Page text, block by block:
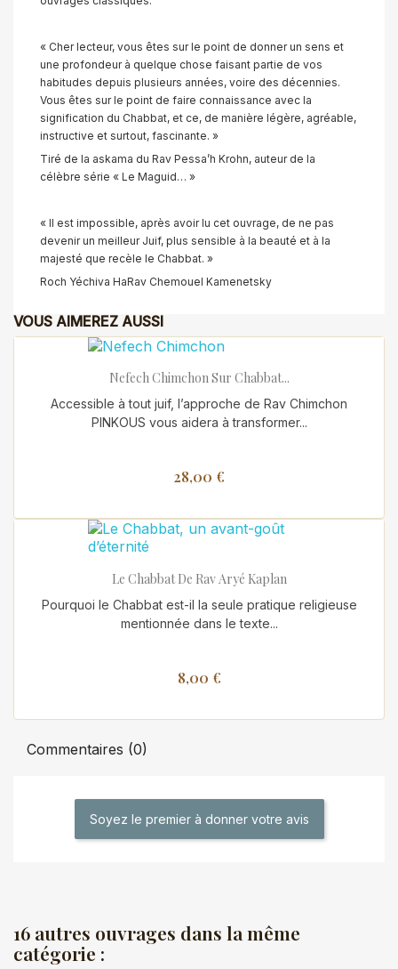
« Cher lecteur, vous êtes sur le point de donner un sens et
une profondeur à quelque chose faisant partie de vos
habitudes depuis plusieurs années, voire des décennies.
Vous êtes sur le point de faire connaissance avec la
signification du Chabbat, et ce, de manière légère, agréable,
instructive et surtout, fascinante. »
Tiré de la askama du Rav Pessa’h Krohn, auteur de la
célèbre série « Le Maguid… »
« Il est impossible, après avoir lu cet ouvrage, de ne pas
devenir un meilleur Juif, plus sensible à la beauté et à la
majesté que recèle le Chabbat. »
Roch Yéchiva HaRav Chemouel Kamenetsky
VOUS AIMEREZ AUSSI
Nefech Chimchon Sur Chabbat...
Accessible à tout juif, l’approche de Rav Chimchon
PINKOUS vous aidera à transformer...
28,00 €
Le Chabbat De Rav Aryé Kaplan
Pourquoi le Chabbat est-il la seule pratique religieuse
mentionnée dans le texte...
8,00 €
Commentaires (0)
Soyez le premier à donner votre avis
16 autres ouvrages dans la même
catégorie :